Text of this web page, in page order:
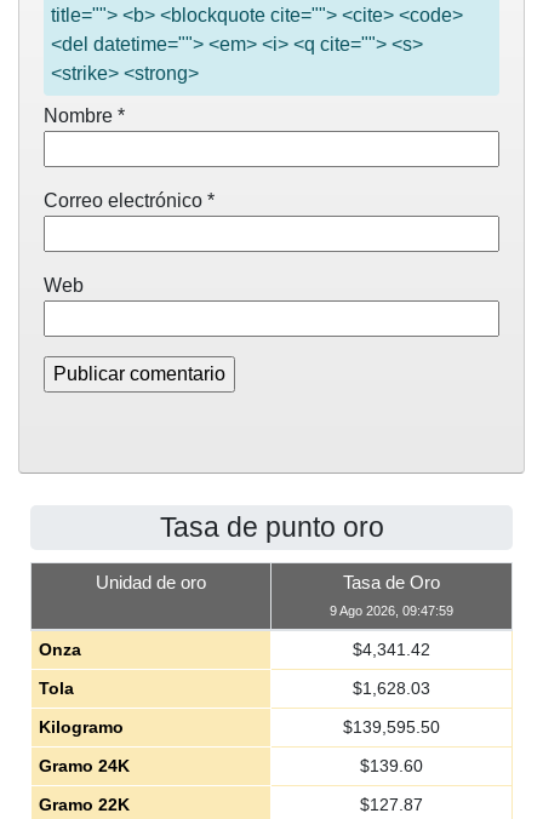
title=""> <b> <blockquote cite=""> <cite> <code>
<del datetime=""> <em> <i> <q cite=""> <s>
<strike> <strong>
Nombre *
Correo electrónico *
Web
Tasa de punto oro
Unidad de oro Tasa de Oro
9 Ago 2026, 09:47:59
Onza $4,341.42
Tola
$1,628.03
Kilogramo
$139,595.50
Gramo 24K
$139.60
Gramo 22K
$127.87